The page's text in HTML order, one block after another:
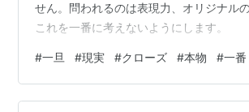
せん。問われるのは表現力、オリジナル
これを一番に考えないようにします。
#一旦 #現実 #クローズ #本物 #一番